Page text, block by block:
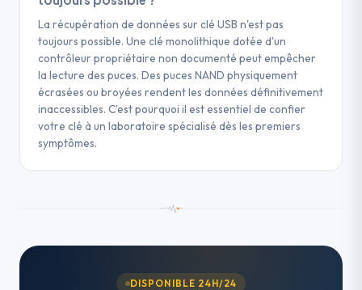
La récupération de données sur clé USB n'est pas
toujours possible. Une clé monolithique dotée d'un
contrôleur propriétaire non documenté peut empêcher
la lecture des puces. Des puces NAND physiquement
écrasées ou broyées rendent les données définitivement
inaccessibles. C'est pourquoi il est essentiel de confier
votre clé à un laboratoire spécialisé dès les premiers
symptômes.
DISPONIBLE 24H/24